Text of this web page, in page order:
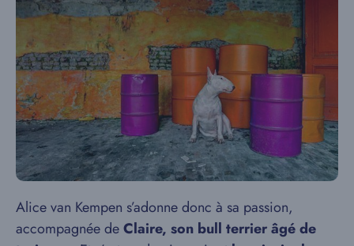
Alice van Kempen s’adonne donc à sa passion,
accompagnée deClaire, son bull terrier âgé de